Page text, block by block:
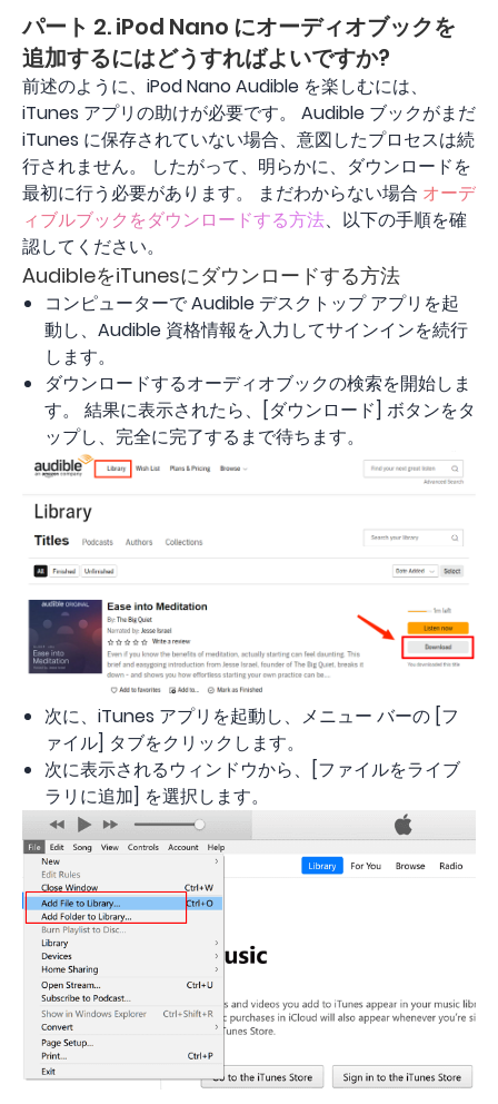
パート 2. iPod Nano にオーディオブックを
追加するにはどうすればよいですか?
前述のように、iPod Nano Audible を楽しむには、
iTunes アプリの助けが必要です。 Audible ブックがまだ
iTunes に保存されていない場合、意図したプロセスは続
行されません。 したがって、明らかに、ダウンロードを
最初に行う必要があります。 まだわからない場合 オーデ
ィブルブックをダウンロードする方法、以下の手順を確
認してください。
AudibleをiTunesにダウンロードする方法
コンピューターで Audible デスクトップ アプリを起
動し、Audible 資格情報を入力してサインインを続行
します。
ダウンロードするオーディオブックの検索を開始しま
す。 結果に表示されたら、[ダウンロード] ボタンをタ
ップし、完全に完了するまで待ちます。
次に、iTunes アプリを起動し、メニュー バーの [フ
ァイル] タブをクリックします。
次に表示されるウィンドウから、[ファイルをライブ
ラリに追加] を選択します。